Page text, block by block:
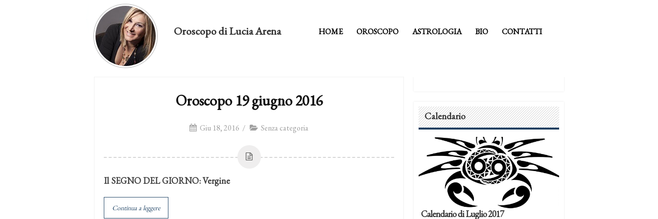
Oroscopo di Lucia Arena HOME OROSCOPO ASTROLOGIA BIO CONTATTI
Oroscopo 19 giugno 2016
Giu 18, 2016 / Senza categoria
Il SEGNO DEL GIORNO:Vergine
Continua a leggere
Calendario
Calendario di Luglio 2017